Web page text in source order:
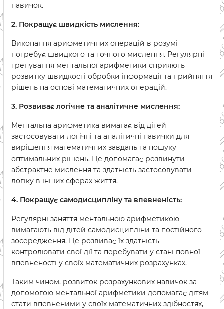
навичок.
2. Покращує швидкість мислення:
Виконання арифметичних операцій в розумі
потребує швидкого та точного мислення. Регулярні
тренування ментальної арифметики сприяють
розвитку швидкості обробки інформації та прийняття
рішень на основі математичних операцій.
3. Розвиває логічне та аналітичне мислення:
Ментальна арифметика вимагає від дітей
застосовувати логічні та аналітичні навички для
вирішення математичних завдань та пошуку
оптимальних рішень. Це допомагає розвинути
абстрактне мислення та здатність застосовувати
логіку в інших сферах життя.
4. Покращує самодисципліну та впевненість:
Регулярні заняття ментальною арифметикою
вимагають від дітей самодисципліни та постійного
зосередження. Це розвиває їх здатність
контролювати свої дії та перебувати у стані повної
впевненості у своїх математичних розрахунках.
Таким чином, розвиток розрахункових навичок за
допомогою ментальної арифметики допомагає дітям
стати впевненими у своїх математичних здібностях,